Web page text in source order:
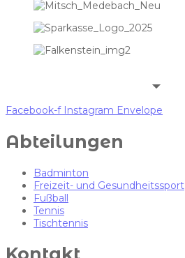
Facebook-f Instagram Envelope
Abteilungen
Badminton
Freizeit- und Gesundheitssport
Fußball
Tennis
Tischtennis